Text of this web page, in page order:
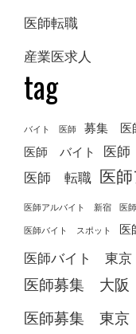
医師転職
産業医求人
tag
バイト 医師 募集 医
医師 バイト 医
医師 転職 医
医師アルバイト 新宿 医
医師バイト スポット 医
医師バイト 東京
医師募集 大阪
医師募集 東京